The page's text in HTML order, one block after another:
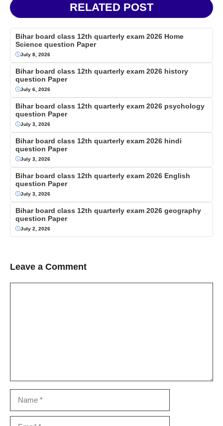
RELATED POST
Bihar board class 12th quarterly exam 2026 Home
Science question Paper
July 8, 2026
Bihar board class 12th quarterly exam 2026 history
question Paper
July 6, 2026
Bihar board class 12th quarterly exam 2026 psychology
question Paper
July 3, 2026
Bihar board class 12th quarterly exam 2026 hindi
question Paper
July 3, 2026
Bihar board class 12th quarterly exam 2026 English
question Paper
July 3, 2026
Bihar board class 12th quarterly exam 2026 geography
question Paper
July 2, 2026
Leave a Comment